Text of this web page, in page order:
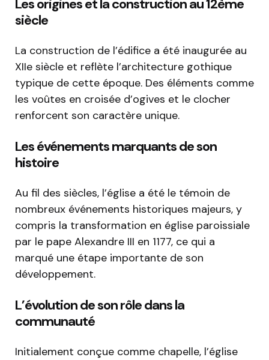
Les origines et la construction au 12ème
siècle
La construction de l’édifice a été inaugurée au
XIIe siècle et reflète l’architecture gothique
typique de cette époque. Des éléments comme
les voûtes en croisée d’ogives et le clocher
renforcent son caractère unique.
Les événements marquants de son
histoire
Au fil des siècles, l’église a été le témoin de
nombreux événements historiques majeurs, y
compris la transformation en église paroissiale
par le pape Alexandre III en 1177, ce qui a
marqué une étape importante de son
développement.
L’évolution de son rôle dans la
communauté
Initialement conçue comme chapelle, l’église